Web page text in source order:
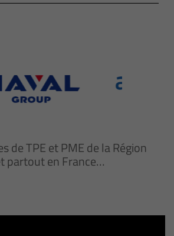
de TPE et PME de la Région
partout en France…